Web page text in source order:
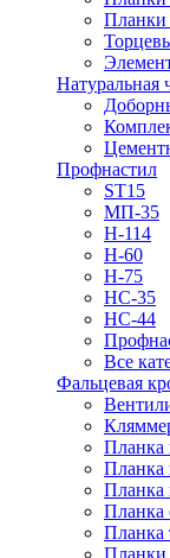
Натуральная
Профнастил
ST15
МП-35
Н-114
Н-60
Н-75
НС-35
НС-44
Все
Фальцевая
Планка
Планка
Планка
Планка
Планка
Планки